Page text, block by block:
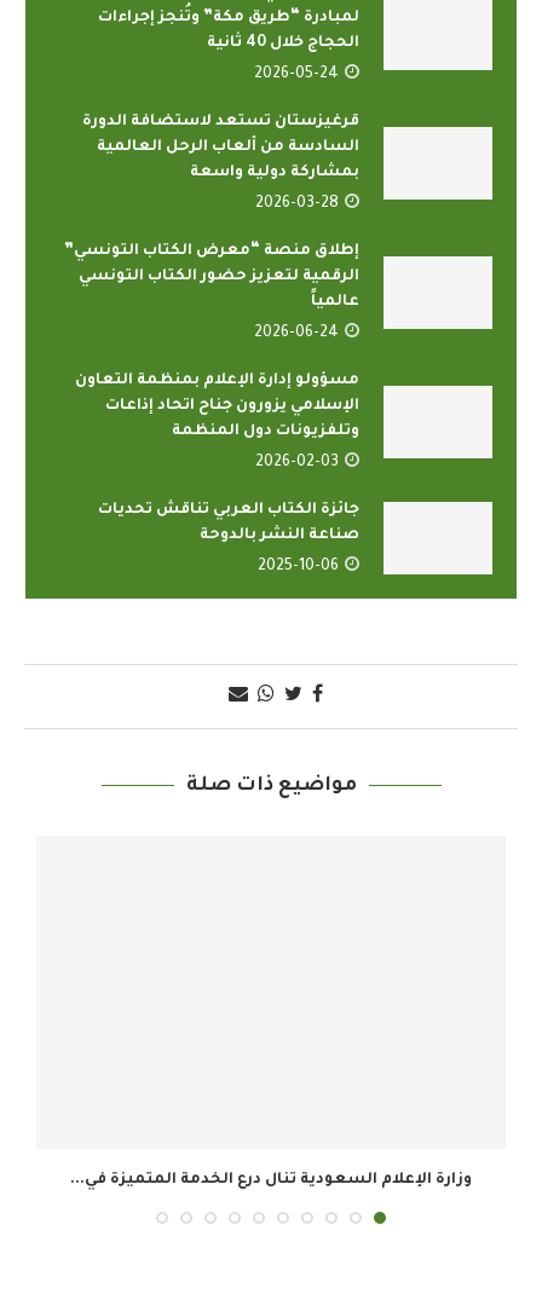
لمبادرة “طريق مكة” وتُنجز إجراءات
الحجاج خلال 40 ثانية
2026-05-24
قرغيزستان تستعد لاستضافة الدورة
السادسة من ألعاب الرحل العالمية
بمشاركة دولية واسعة
2026-03-28
إطلاق منصة “معرض الكتاب التونسي”
الرقمية لتعزيز حضور الكتاب التونسي
عالمياً
2026-06-24
مسؤولو إدارة الإعلام بمنظمة التعاون
الإسلامي يزورون جناح اتحاد إذاعات
وتلفزيونات دول المنظمة
2026-02-03
جائزة الكتاب العربي تناقش تحديات
صناعة النشر بالدوحة
2025-10-06
مواضيع ذات صلة
المجموعة السعودية للأبحاث والإعلام تحقق 34.8 مليون ريال...